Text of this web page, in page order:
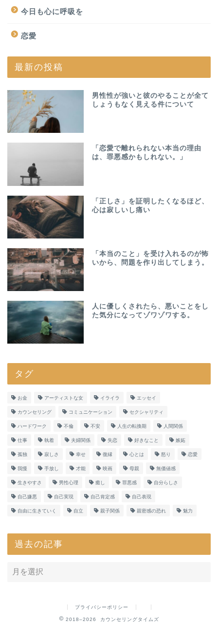
今日も心に呼吸を
恋愛
最新の投稿
男性性が強いと彼のやることが全て
しょうもなく見える件について
「恋愛で離れられない本当の理由
は、罪悪感かもしれない。」
「正しさ」を証明したくなるほど、
心は寂しいし痛い
「本当のこと」を受け入れるのが怖
いから、問題を作り出してしまう。
人に優しくされたら、悪いことをし
た気分になってゾワゾワする。
タグ
お金 アーティストな女 イライラ エッセイ
カウンセリング コミュニケーション セクシャリティ
ハードワーク 不倫 不安 人生の転換期 人間関係
仕事 執着 夫婦関係 失恋 好きなこと 嫉妬
孤独 寂しさ 幸せ 復縁 心とは 怒り 恋愛
我慢 手放し 才能 映画 母親 無価値感
生きやすさ 男性心理 癒し 罪悪感 自分らしさ
自己嫌悪 自己実現 自己肯定感 自己表現
自由に生きていく 自立 親子関係 親密感の恐れ 魅力
過去の記事
プライバシーポリシー
2018–2026 カウンセリングタイムズ